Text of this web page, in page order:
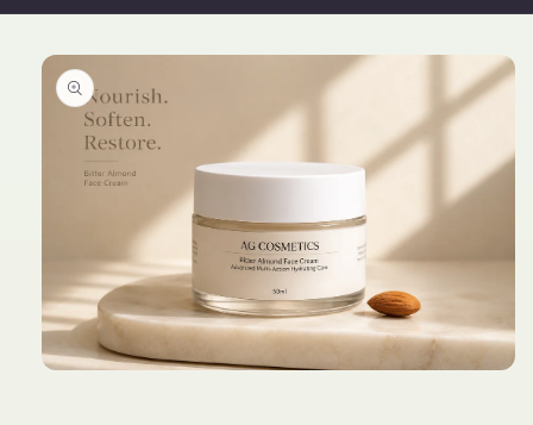
πληροφορίες
προϊόντος